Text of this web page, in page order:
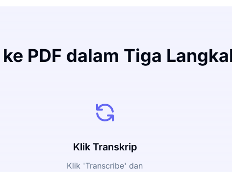
PDF dalam Tiga
Klik Transkrip
Klik 'Transcribe' dan